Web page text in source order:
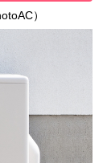
）